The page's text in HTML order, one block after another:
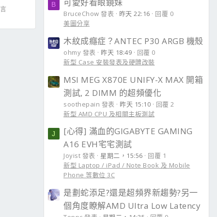
B
BruceChow 發表 昨天 22:16
回覆 0
美圖分享
木紋成癮症？ANTEC P30 ARGB 機殼
ohmy 發表 昨天 18:49
回覆 0
新型 Case 安裝發表及硬體改裝
MSI MEG X870E UNIFY-X MAX 開箱
測試, 2 DIMM 的超頻優化
soothepain 發表 昨天 15:10
回覆 2
新型 AMD CPU 及相關主板測試
J
[心得] 滿血的GIGABYTE GAMING
A16 EVH宅宅測試
Joyist 發表 星期二，15:56
回覆 1
新型 Laptop / iPad / Note Book 及 Mobile
Phone 等數位 3C
是劃蛇添足?還是超頻界新趨勢?另一
個角度瞭解AMD Ultra Low Latency